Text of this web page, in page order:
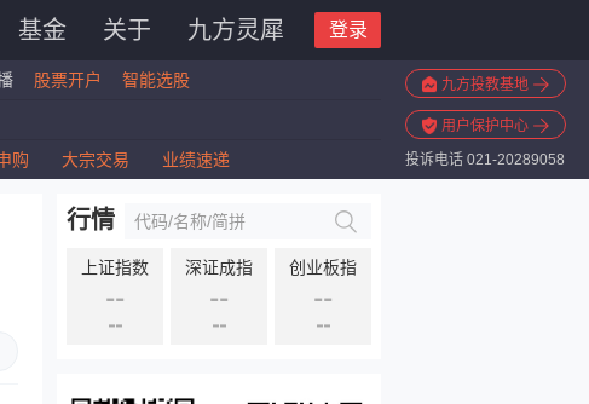
基金 关于 九方灵犀 登录
股票开户 智能选股 九方投教基地
用户保护中心
投诉电话 021-20289058
购 大宗交易 业绩速递
行情
上证指数
--
--
深证成指
--
--
创业板指
--
--